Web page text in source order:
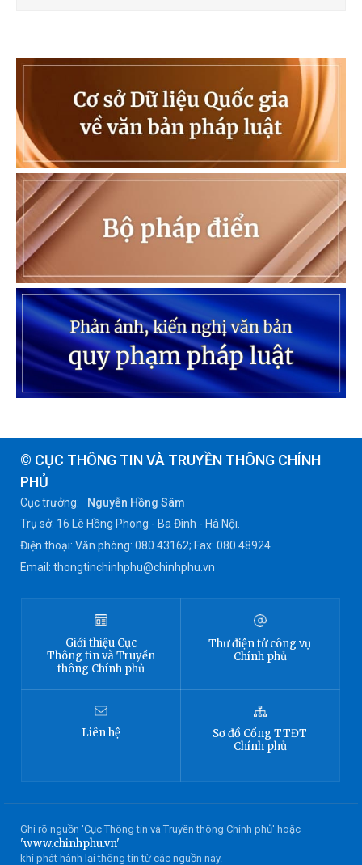
© CỤC THÔNG TIN VÀ TRUYỀN THÔNG CHÍNH
PHỦ
Cục trưởng:
Nguyễn Hồng Sâm
Trụ sở: 16 Lê Hồng Phong - Ba Đình - Hà Nội.
Điện thoại: Văn phòng: 080 43162; Fax: 080.48924
Email: thongtinchinhphu@chinhphu.vn
Giới thiệu Cục
Thông tinvà Truyền
thông Chính phủ
Thư điện tử công vụ
Chính phủ
Liên hệ Sơ đồ Cổng TTĐT
Chính phủ
Ghi rõ nguồn 'Cục Thông tin và Truyền thông Chính phủ' hoặc
'www.chinhphu.vn'
khi phát hành lại thông tin từ các nguồn này.